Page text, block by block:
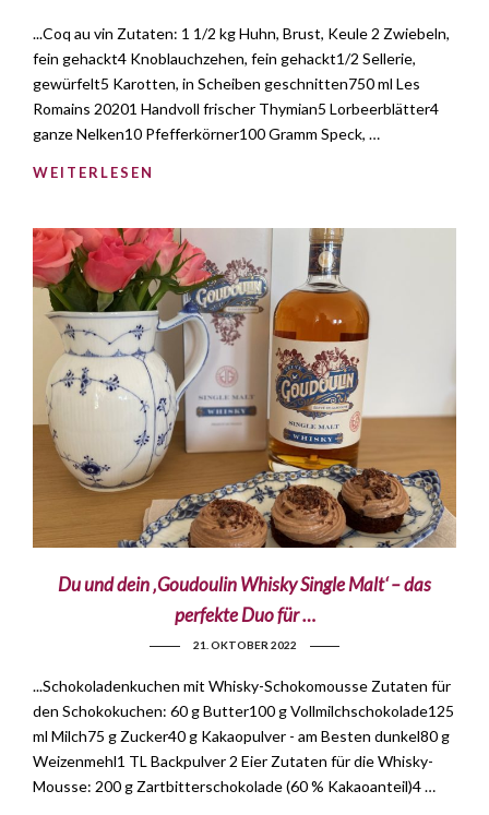
...Coq au vin Zutaten: 1 1/2 kg Huhn, Brust, Keule 2 Zwiebeln,
fein gehackt4 Knoblauchzehen, fein gehackt1/2 Sellerie,
gewürfelt5 Karotten, in Scheiben geschnitten750 ml Les
Romains 20201 Handvoll frischer Thymian5 Lorbeerblätter4
ganze Nelken10 Pfefferkörner100 Gramm Speck, …
WEITERLESEN
Du und dein ‚Goudoulin Whisky Single Malt‘ – das
perfekte Duo für …
21. OKTOBER 2022
...Schokoladenkuchen mit Whisky-Schokomousse Zutaten für
den Schokokuchen: 60 g Butter100 g Vollmilchschokolade125
ml Milch75 g Zucker40 g Kakaopulver - am Besten dunkel80 g
Weizenmehl1 TL Backpulver 2 Eier Zutaten für die Whisky-
Mousse: 200 g Zartbitterschokolade (60 % Kakaoanteil)4 …